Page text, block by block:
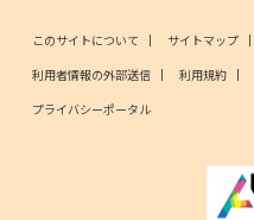
このサイトについて サイトマップ
利用者情報の外部送信
利用規約
プライバシーポータル